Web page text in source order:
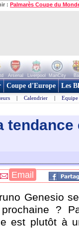
: Palmarès Coupe du
Arsenal Liverpool ManCity
Coupe d'Europe Les
| Calendrier | Equipe
tendance
Email
Genesio
?
est plutôt à